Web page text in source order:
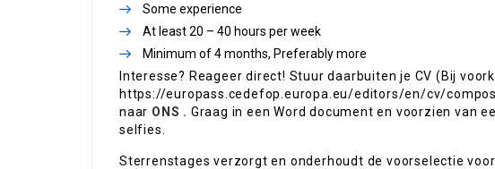
Some experience
At least 20 – 40 hours per week
Minimum of 4 months, Preferably more
Interesse? Reageer direct! Stuur daarbuiten je CV (Bij
https://europass.cedefop.europa.eu/editors/en/cv/
naar ONS . Graag in een Word document en voorzien van
selfies.
Sterrenstages verzorgt en onderhoudt de voorselectie